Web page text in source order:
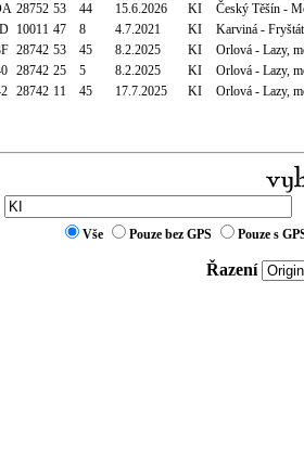
28752 53 44 15.6.2026 KI
Český Těšín -
10011 47 8 4.7.2021 KI
Karviná -
28742 53 45 8.2.2025 KI
Orlová - Lazy,
28742 25 5 8.2.2025 KI
Orlová - Lazy,
28742 11 45 17.7.2025 KI Orlová - Lazy,
Vše Pouze bez GPS Pouze s
Řazení